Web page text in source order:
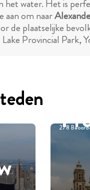
het water. Het is
aan om naar
de plaatselijke
Provincial
278